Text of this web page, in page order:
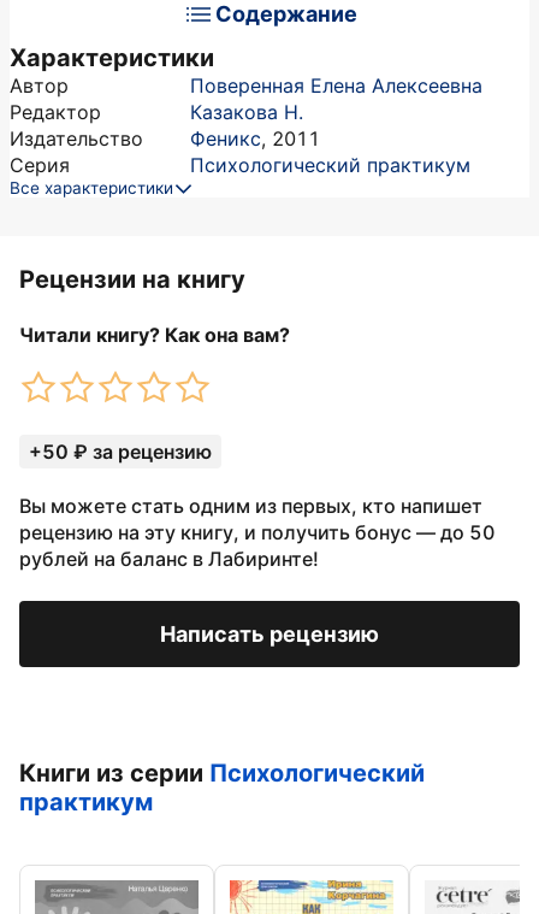
Содержание
Характеристики
Автор
Поверенная Елена Алексеевна
Редактор
Казакова Н.
Издательство
Феникс, 2011
Серия
Психологический практикум
Все характеристики
Рецензии на книгу
Читали книгу? Как она вам?
+50 ₽ за рецензию
Вы можете стать одним из первых, кто напишет
рецензию на эту книгу, и получить бонус — до 50
рублей на баланс в Лабиринте!
Написать рецензию
Книги из серии Психологический
практикум